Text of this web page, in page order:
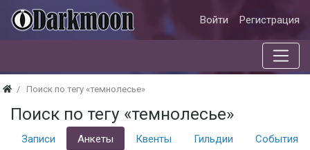
Войти Регистрация
Поиск по тегу «темнолесье»
Поиск по тегу «темнолесье»
Записи Анкеты Квенты Гильдии События